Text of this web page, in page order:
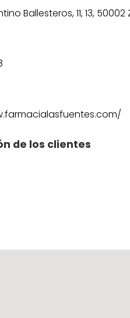
Ballesteros, 11, 13,
de los clientes